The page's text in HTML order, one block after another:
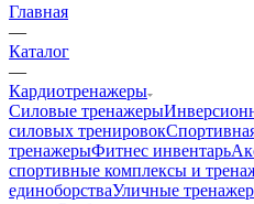
Главная
—
Каталог
—
Кардиотренажеры
Силовые тренажеры
силовых тренировок
тренажерыФитнес инвентарь
спортивные комплексы и
единоборстваУличные